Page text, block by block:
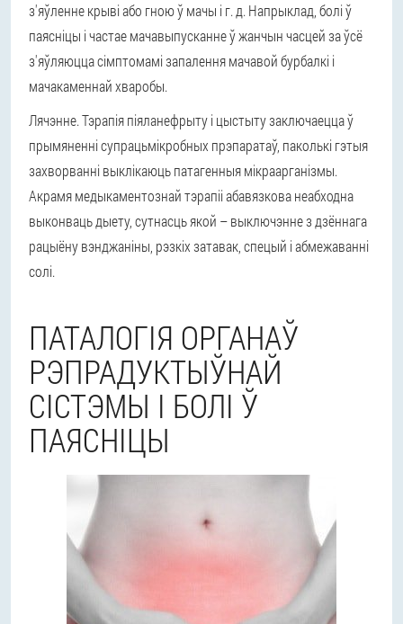
з'яўленне крыві або гною ў мачы і г. д. Напрыклад, болі ў
паясніцы і частае мачавыпусканне ў жанчын часцей за ўсё
з'яўляюцца сімптомамі запалення мачавой бурбалкі і
мачакаменнай хваробы.
Лячэнне.Тэрапія піяланефрыту і цыстыту заключаецца ў
прымяненні супрацьмікробных прэпаратаў, паколькі гэтыя
захворванні выклікаюць патагенныя мікраарганізмы.
Акрамя медыкаментознай тэрапіі абавязкова неабходна
выконваць дыету, сутнасць якой – выключэнне з дзённага
рацыёну вэнджаніны, рэзкіх затавак, спецый і абмежаванні
солі.
ПАТАЛОГІЯ ОРГАНАЎ
РЭПРАДУКТЫЎНАЙ
СІСТЭМЫ І БОЛІ Ў
ПАЯСНІЦЫ